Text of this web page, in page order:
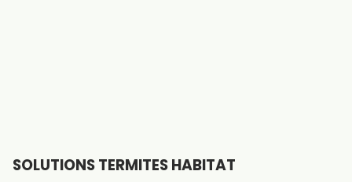
SOLUTIONS TERMITES HABITAT